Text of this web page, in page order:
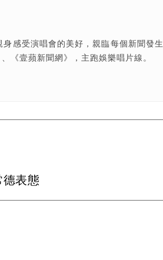
感受演唱會的美好，親臨每個新聞發生
《壹蘋新聞網》，主跑娛樂唱片線。
表態